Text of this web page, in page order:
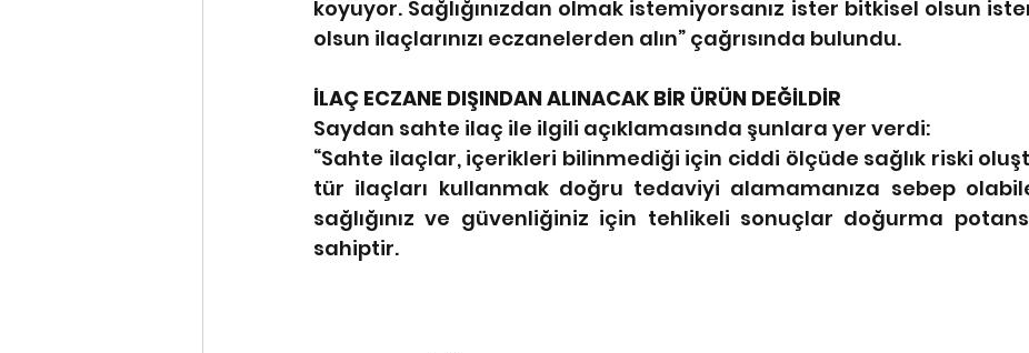
koyuyor. Sağlığınızdan olmak istemiyorsanız ister bitkisel olsun
olsun ilaçlarınızı eczanelerden alın” çağrısında bulundu.
İLAÇ ECZANE DIŞINDAN ALINACAK BİR ÜRÜN DEĞİLDİR
Saydan sahte ilaç ile ilgili açıklamasında şunlara yer verdi:
“Sahte ilaçlar, içerikleri bilinmediği için ciddi ölçüde sağlık riski
tür ilaçları kullanmak doğru tedaviyi alamamanıza sebep
sağlığınız ve güvenliğiniz için tehlikeli sonuçlar doğurma
sahiptir.